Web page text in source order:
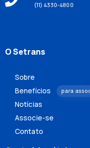
(11) 4330-4800
O Setrans
Sobre
Benefícios
para
Notícias
Associe-se
Contato